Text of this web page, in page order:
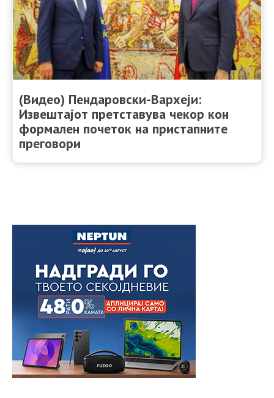
(Видео) Пендаровски-Вархеји:
Извештајот претставува чекор кон
формален почеток на пристапните
преговори